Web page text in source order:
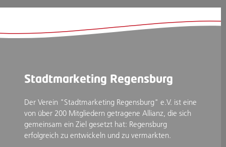
Stadtmarketing Regensburg
Der Verein "Stadtmarketing Regensburg" e.V. ist eine
von über 200 Mitgliedern getragene Allianz, die sich
gemeinsam ein Ziel gesetzt hat: Regensburg
erfolgreich zu entwickeln und zu vermarkten.